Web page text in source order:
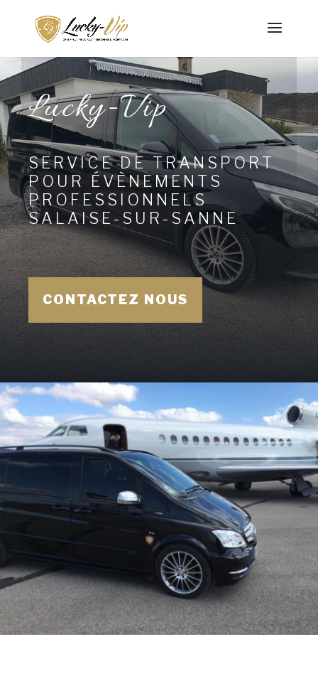
Lucky-Vip
SERVICE DE TRANSPORT
POUR ÉVÈNEMENTS
PROFESSIONNELS
SALAISE-SUR-SANNE
CONTACTEZ NOUS